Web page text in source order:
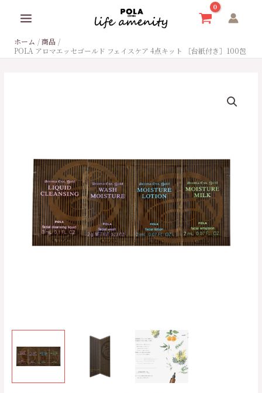
ホーム
商品
POLA アロマエッセゴールド フェイスケア 4点キット ［台紙付き］100包
点
キ
ッ
［台